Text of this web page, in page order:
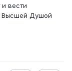
вести
Высшей Душой